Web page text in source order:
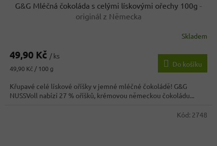
G&G Mléčná čokoláda s celými lískovými ořechy 100g -
originál z Německa
produktu
4,3
z
5
hvězdiček.
Skladem
49,90 Kč / ks
Měrná
49,90 Kč / 100 g
Do košíku
Křupavé celé lískové oříšky v jemné mléčné čokoládě! G&G
NUSSVoll nabízí 27 % oříšků, krémovou německou čokoládu...
Kód: 2748